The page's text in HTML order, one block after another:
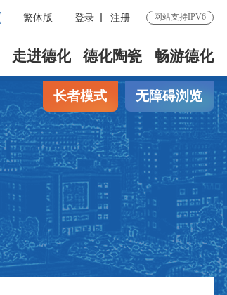
繁体版 登录 注册 网站支持IPV6
走进德化 德化陶瓷 畅游德化
长者模式 无障碍浏览